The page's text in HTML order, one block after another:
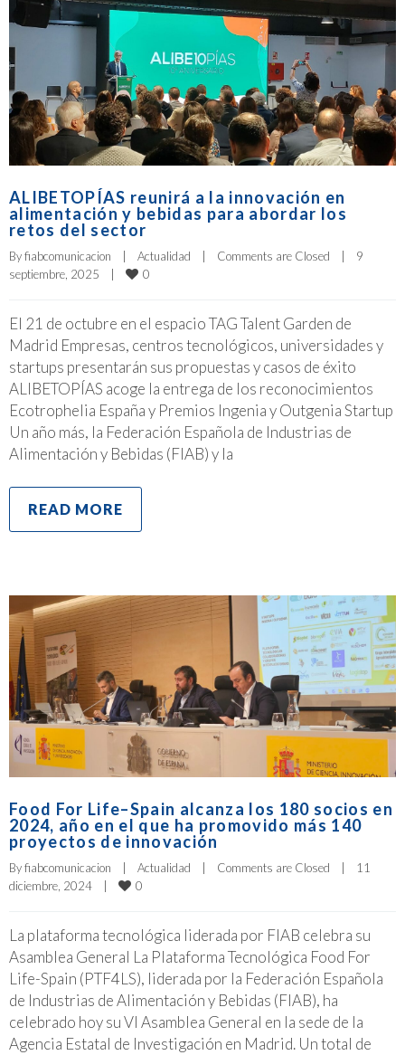
ALIBETOPÍAS reunirá a la innovación en
alimentación y bebidas para abordar los
retos del sector
By fiabcomunicacion | Actualidad | Comments are Closed |
9
septiembre, 2025
| 0
El 21 de octubre en el espacio TAG Talent Garden de
Madrid Empresas, centros tecnológicos, universidades y
startups presentarán sus propuestas y casos de éxito
ALIBETOPÍAS acoge la entrega de los reconocimientos
Ecotrophelia España y Premios Ingenia y Outgenia Startup
Un año más, la Federación Española de Industrias de
Alimentación y Bebidas (FIAB) y la
READ MORE
Food For Life–Spain alcanza los 180 socios en
2024, año en el que ha promovido más 140
proyectos de innovación
By fiabcomunicacion Actualidad Comments are Closed
11
diciembre, 2024
0
La plataforma tecnológica liderada por FIAB celebra su
Asamblea General La Plataforma Tecnológica Food For
Life-Spain (PTF4LS), liderada por la Federación Española
de Industrias de Alimentación y Bebidas (FIAB), ha
celebrado hoy su VI Asamblea General en la sede de la
Agencia Estatal de Investigación en Madrid. Un total de